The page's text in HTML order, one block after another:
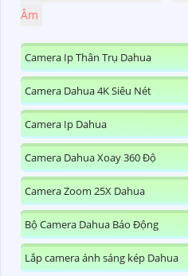
Âm
Camera Ip Thân Trụ Dahua
Camera Dahua 4K Siêu Nét
Camera Ip Dahua
Camera Dahua Xoay 360 Độ
Camera Zoom 25X Dahua
Bộ Camera Dahua Báo Động
Lắp camera ánh sáng kép Dahua